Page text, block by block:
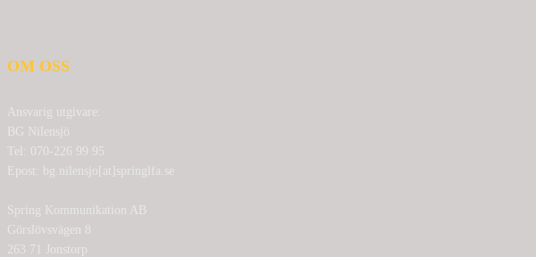
OM OSS
Ansvarig utgivare:
BG Nilensjö
Tel: 070-226 99 95
Epost: bg.nilensjo[at]springlfa.se
Spring Kommunikation AB
Görslövsvägen 8
263 71 Jonstorp